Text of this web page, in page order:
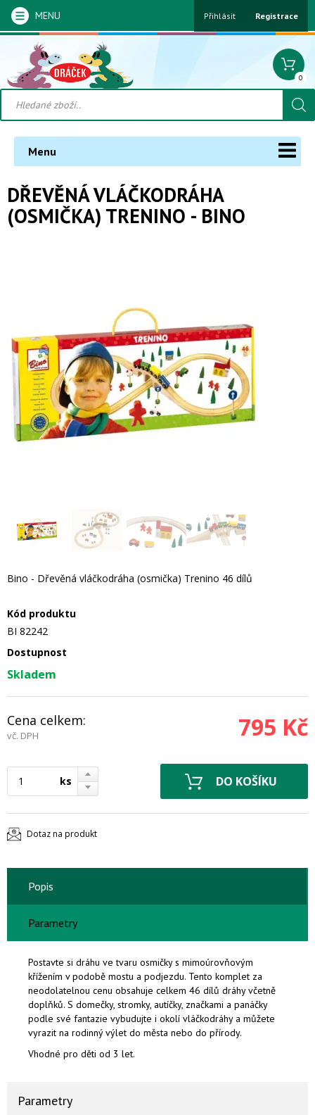
MENU Přihlásit Registrace
0
Menu
DŘEVĚNÁ VLÁČKODRÁHA
(OSMIČKA) TRENINO - BINO
Bino - Dřevěná vláčkodráha (osmička) Trenino 46 dílů
Kód produktu
BI 82242
Dostupnost
Skladem
Cena celkem:
vč. DPH 795 Kč
ks
Dotaz na produkt
Popis
Parametry
Postavte si dráhu ve tvaru osmičky s mimoúrovňovým
křížením v podobě mostu a podjezdu. Tento komplet za
neodolatelnou cenu obsahuje celkem 46 dílů dráhy včetně
doplňků. S domečky, stromky, autíčky, značkami a panáčky
podle své fantazie vybudujte i okolí vláčkodráhy a můžete
vyrazit na rodinný výlet do města nebo do přírody.
Vhodné pro děti od 3 let.
Parametry